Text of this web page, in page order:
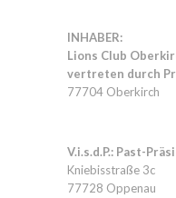
INHABER:
Lions Club
vertreten durch
77704 Oberkirch
V.i.s.d.P.: Past-
Kniebisstraße 3c
77728 Oppenau